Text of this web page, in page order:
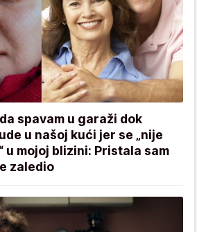
spavam u garaži dok
u našoj kući jer se „nije
u mojoj blizini: Pristala sam
zaledio